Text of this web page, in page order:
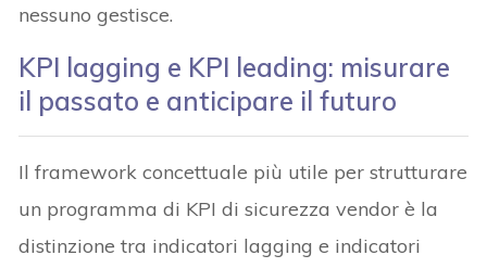
nessuno gestisce.
KPI lagging e KPI leading: misurare
il passato e anticipare il futuro
Il framework concettuale più utile per strutturare
un programma di KPI di sicurezza vendor è la
distinzione tra indicatori lagging e indicatori